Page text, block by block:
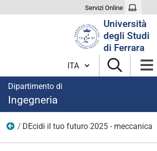
Servizi Online
Università
degli Studi
di Ferrara
Cambia lingua
Dipartimento di
Ingegneria
Immagini notizie
DEcidi il tuo futuro 2025 - meccanica